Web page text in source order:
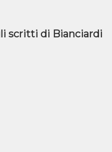
scritti di Bianciardi